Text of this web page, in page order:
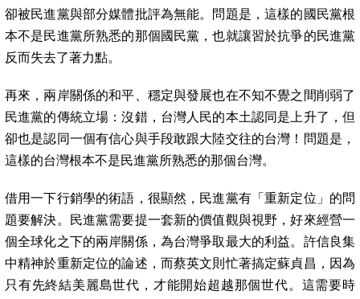
卻被民進黨與部分媒體批評為無能。問題是，這樣的國民黨根
本不是民進黨所熟悉的那個國民黨，也就讓習於抗爭的民進黨
反而失去了著力點。
再來，兩岸關係的和平、穩定與發展也在不知不覺之間削弱了
民進黨的傳統立場：沒錯，台灣人民的本土認同是上升了，但
卻也是認同一個有信心與手段敢跟大陸交往的台灣！問題是，
這樣的台灣根本不是民進黨所熟悉的那個台灣。
借用一下行銷學的術語 ， 很顯然 ， 民進黨有「重新定位 」 的問
題要解決。 民進黨需要提一套新的價值觀與視野 ，好來經營一
個全球化之下的兩岸關係，為台灣爭取最大的利益。 許信良集
中精神於重新定位的論述 ，而蔡英文則忙著搞定蘇貞昌 ， 因為
只有先終結美麗島世代 ， 才能開始超越那個世代。這需要時